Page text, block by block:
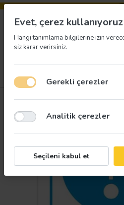
Evet, çerez kullanıyoruz
Hangi tanımlama bilgilerine izin
siz karar verirsiniz.
Gerekli çerezler
Analitik çerezler
Seçileni kabul et